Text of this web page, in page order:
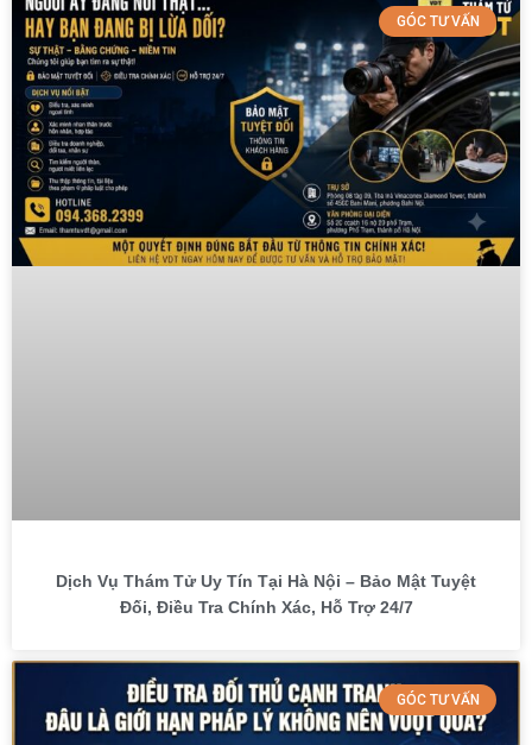
GÓC TƯ VẤN
Dịch Vụ Thám Tử Uy Tín Tại Hà Nội – Bảo Mật Tuyệt
Đối, Điều Tra Chính Xác, Hỗ Trợ 24/7
GÓC TƯ VẤN